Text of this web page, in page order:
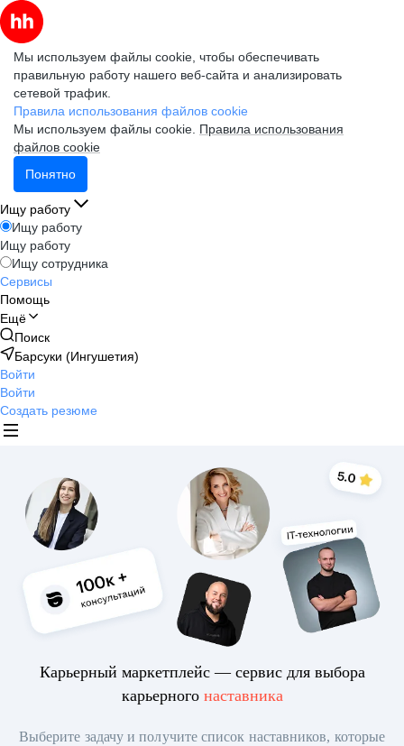
Мы используем файлы cookie, чтобы обеспечивать
правильную работу нашего веб-сайта и анализировать
сетевой трафик.
Правила использования файлов cookie
Мы используем файлы cookie. Правила использования
файлов cookie
Понятно
Ищу работу
Ищу работу
Ищу работу
Ищу сотрудника
Сервисы
Помощь
Ещё
Поиск
Барсуки (Ингушетия)
Войти
Войти
Создать резюме
Карьерный маркетплейс — сервис для выбора
карьерного наставника
Выберите задачу и получите список наставников, которые